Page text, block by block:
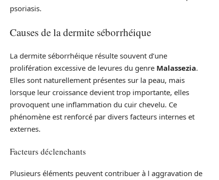
psoriasis.
Causes de la dermite séborrhéique
La dermite séborrhéique résulte souvent d’une
prolifération excessive de levures du genre Malassezia.
Elles sont naturellement présentes sur la peau, mais
lorsque leur croissance devient trop importante, elles
provoquent une inflammation du cuir chevelu. Ce
phénomène est renforcé par divers facteurs internes et
externes.
Facteurs déclenchants
Plusieurs éléments peuvent contribuer à l aggravation de